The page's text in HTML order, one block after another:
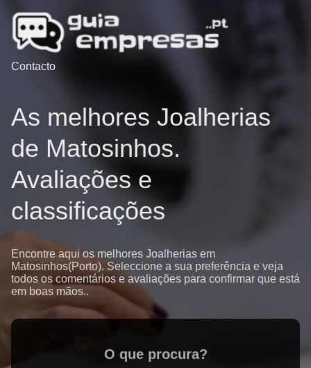
Contacto
As melhores Joalherias
de Matosinhos.
Avaliações e
classificações
Encontre aqui os melhores Joalherias em
Matosinhos(Porto). Seleccione a sua preferência e veja
todos os comentários e avaliações para confirmar que está
em boas mãos..
O que procura?